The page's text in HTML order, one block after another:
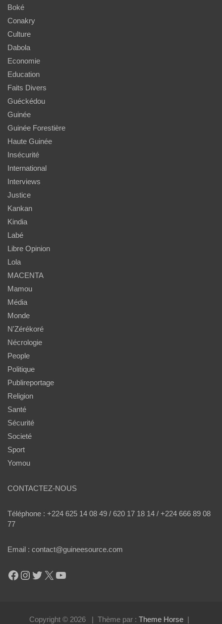
Boké
Conakry
Culture
Dabola
Economie
Education
Faits Divers
Guéckédou
Guinée
Guinée Forestière
Haute Guinée
Insécurité
International
Interviews
Justice
Kankan
Kindia
Labé
Libre Opinion
Lola
MACENTA
Mamou
Média
Monde
N'Zérékoré
Nécrologie
People
Politique
Publireportage
Religion
Santé
Sécurité
Societé
Sport
Yomou
CONTACTEZ-NOUS
Téléphone : +224 625 14 08 49 / 620 17 18 14 / +224 666 89 08
77
Email : contact@guineesource.com
Facebook
Instagram
Twitter
X YouTube
Copyright © 2026 Thème par : Theme Horse